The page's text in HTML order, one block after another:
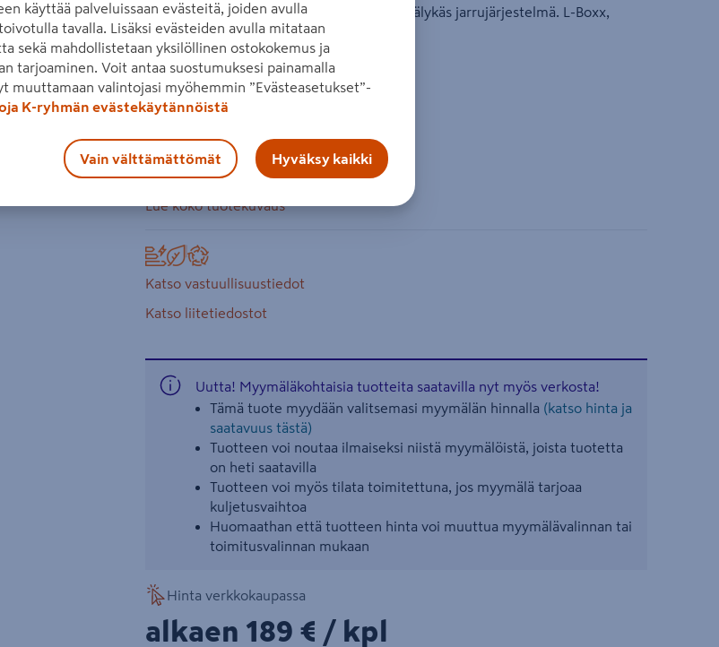
Seuraava
teholla. Drop Control, KickBack Control ja älykäs jarrujärjestelmä. L-Boxx,
runkoversio.
18 V Solo
kierrosluku 9000 minˉ¹
laikka 125 mm
Lue koko tuotekuvaus
Katso vastuullisuustiedot
Katso liitetiedostot
Uutta! Myymäläkohtaisia tuotteita saatavilla nyt myös verkosta!
Tämä tuote myydään valitsemasi myymälän hinnalla (katso hinta ja
saatavuus tästä)
Tuotteen voi noutaa ilmaiseksi niistä myymälöistä, joista tuotetta
on heti saatavilla
Tuotteen voi myös tilata toimitettuna, jos myymälä tarjoaa
kuljetusvaihtoa
Huomaathan että tuotteen hinta voi muuttua myymälävalinnan tai
toimitusvalinnan mukaan
Hinta verkkokaupassa
alkaen 189€/kpl
189 € / kpl
käyttää palveluissaan evästeitä, joiden avulla
tavalla. Lisäksi evästeiden avulla mitataan
sekä mahdollistetaan yksilöllinen ostokokemus ja
tarjoaminen. Voit antaa suostumuksesi painamalla
muuttamaan valintojasi myöhemmin ”Evästeasetukset”-
K-ryhmän evästekäytännöistä
Vain välttämättömät Hyväksy kaikki